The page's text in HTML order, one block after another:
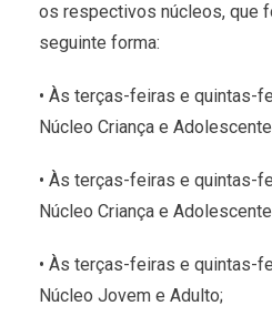
os respectivos núcleos, que
seguinte forma:
• Às terças-feiras e quintas-
Núcleo Criança e
• Às terças-feiras e quintas-
Núcleo Criança e
• Às terças-feiras e quintas-
Núcleo Jovem e Adulto;